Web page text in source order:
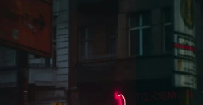
Strona
główna